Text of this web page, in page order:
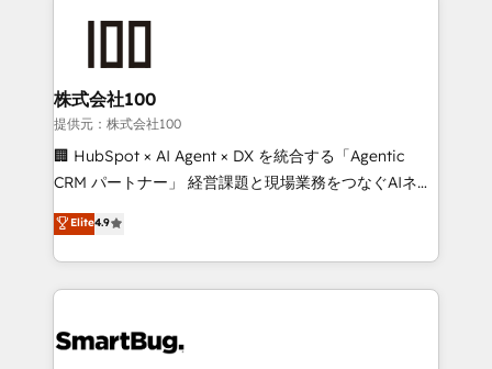
and build AI-powered workflows that drive adoption
from week one, in your time zone. What we do ➤
Onboarding: Live in weeks, with workflows built
around your business, not a template. ➤ Migration:
Move from any legacy CRM. Zero downtime, full data
run your revenue process. Sales, marketing, and
service wired together. ➤ AI and Integrations: Layer
tune-ups, feature rollouts, adoption coaching. Buying
HubSpot, switching to it, or reviving a stale portal?
株式会社100
提供元：株式会社100
🏢 HubSpot × AI Agent × DX を統合する「Agentic
CRM パートナー」 経営課題と現場業務をつなぐAIネイ
ティブ・エージェンシーとして、HubSpot Eliteの実装
力で顧客フロント業務を再設計します。 💡 100inc は何
をする会社か？ HubSpotを共通基盤に、AIエージェン
トを組み込んだ顧客フロント業務（マーケティング・営
ィブ・エージェンシーです。事業部・グループ会社・部
Elite4.9